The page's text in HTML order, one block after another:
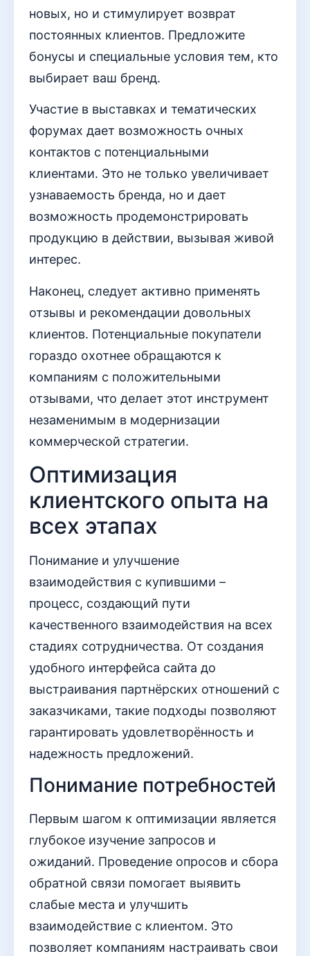
новых, но и стимулирует возврат
постоянных клиентов. Предложите
бонусы и специальные условия тем, кто
выбирает ваш бренд.
Участие в выставках и тематических
форумах дает возможность очных
контактов с потенциальными
клиентами. Это не только увеличивает
узнаваемость бренда, но и дает
возможность продемонстрировать
продукцию в действии, вызывая живой
интерес.
Наконец, следует активно применять
отзывы и рекомендации довольных
клиентов. Потенциальные покупатели
гораздо охотнее обращаются к
компаниям с положительными
отзывами, что делает этот инструмент
незаменимым в модернизации
коммерческой стратегии.
Оптимизация
клиентского опыта на
всех этапах
Понимание и улучшение
взаимодействия с купившими –
процесс, создающий пути
качественного взаимодействия на всех
стадиях сотрудничества. От создания
удобного интерфейса сайта до
выстраивания партнёрских отношений с
заказчиками, такие подходы позволяют
гарантировать удовлетворённость и
надежность предложений.
Понимание потребностей
Первым шагом к оптимизации является
глубокое изучение запросов и
ожиданий. Проведение опросов и сбора
обратной связи помогает выявить
слабые места и улучшить
взаимодействие с клиентом. Это
позволяет компаниям настраивать свои